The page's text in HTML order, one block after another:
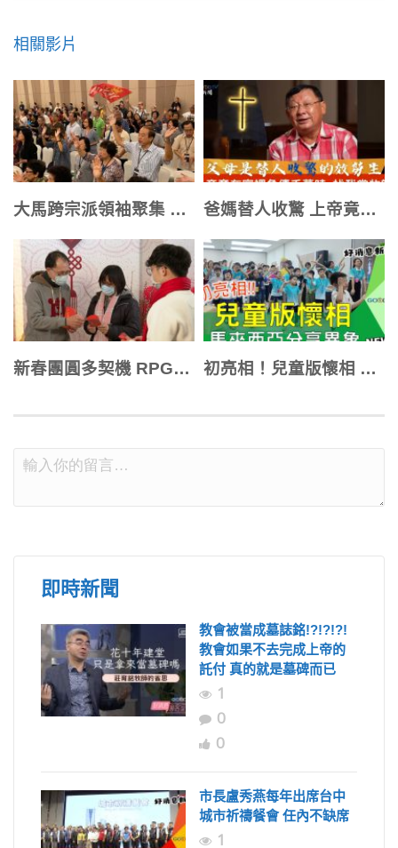
相關影片
大馬跨宗派領袖聚集 同心為國禱告祝福 爸媽替人收驚 上帝竟在負債千萬時找我當牧師?!
新春團圓多契機 RPG禱告連結你我關係 初亮相！兒童版懷相 前進馬來西亞分享異象
即時新聞
教會被當成墓誌銘!?!?!?!
教會如果不去完成上帝的
託付 真的就是墓碑而已
1
0
0
市長盧秀燕每年出席台中
城市祈禱餐會 任內不缺席
1